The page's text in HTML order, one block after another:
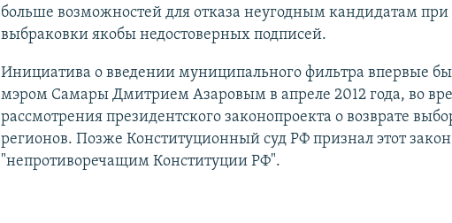
больше возможностей для отказа неугодным кандидатам
выбраковки якобы недостоверных подписей.
Инициатива о введении муниципального фильтра впервые
мэром Самары Дмитрием Азаровым в апреле 2012 года, во
рассмотрения президентского законопроекта о возврате
регионов. Позже Конституционный суд РФ признал этот закон
"непротиворечащим Конституции РФ".